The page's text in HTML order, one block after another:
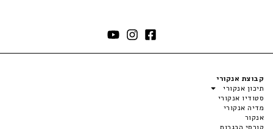
קבוצת אנקורי
תיכון אנקורי
סטודיו אנקורי
מדיה אנקורי
אנקור